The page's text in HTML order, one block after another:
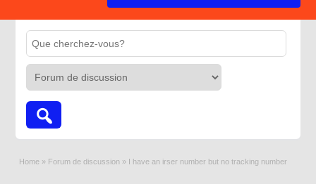
Home » Forum de discussion » I have an irser number but no tracking number